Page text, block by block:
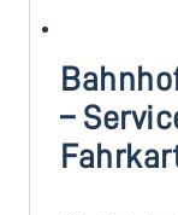
–